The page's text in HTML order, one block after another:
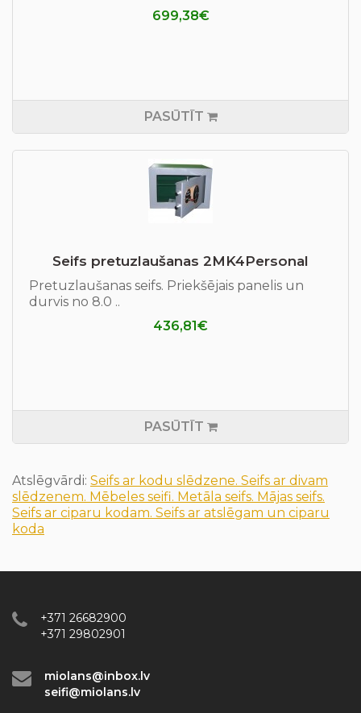
699,38€
PASŪTĪT
Seifs pretuzlaušanas 2MK4Personal
Pretuzlaušanas seifs. Priekšējais panelis un
durvis no 8.0 ..
436,81€
PASŪTĪT
Atslēgvārdi: Seifs ar kodu slēdzene. Seifs ar divam
slēdzenem. Mēbeles seifi. Metāla seifs. Mājas seifs.
Seifs ar ciparu kodam. Seifs ar atslēgam un ciparu
koda
+371 26682900
+371 29802901
miolans@inbox.lv
seifi@miolans.lv